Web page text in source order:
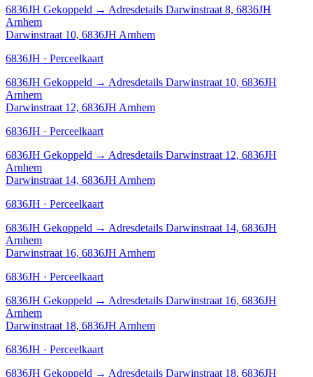
6836JH Gekoppeld → Adresdetails Darwinstraat 8, 6836JH
Arnhem
Darwinstraat 10, 6836JH Arnhem
6836JH · Perceelkaart
6836JH Gekoppeld → Adresdetails Darwinstraat 10, 6836JH
Arnhem
Darwinstraat 12, 6836JH Arnhem
6836JH · Perceelkaart
6836JH Gekoppeld → Adresdetails Darwinstraat 12, 6836JH
Arnhem
Darwinstraat 14, 6836JH Arnhem
6836JH · Perceelkaart
6836JH Gekoppeld → Adresdetails Darwinstraat 14, 6836JH
Arnhem
Darwinstraat 16, 6836JH Arnhem
6836JH · Perceelkaart
6836JH Gekoppeld → Adresdetails Darwinstraat 16, 6836JH
Arnhem
Darwinstraat 18, 6836JH Arnhem
6836JH · Perceelkaart
6836JH Gekoppeld → Adresdetails Darwinstraat 18, 6836JH